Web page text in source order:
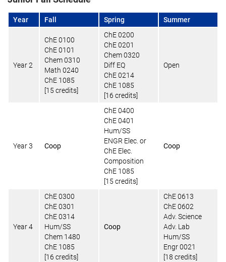
Year Fall Spring Summer
Year 2
ChE 0100
ChE 0101
Chem 0310
Math 0240
ChE 1085
[15 credits]
ChE 0200
ChE 0201
Chem 0320
Diff EQ
ChE 0214
ChE 1085
[16 credits]
Open
Year 3 Coop
ChE 0400
ChE 0401
Hum/SS
ENGR Elec. or
ChE Elec.
Composition
ChE 1085
[15 credits]
Coop
Year 4
ChE 0300
ChE 0301
ChE 0314
Hum/SS
Chem 1480
ChE 1085
[16 credits]
Coop
ChE 0613
ChE 0602
Adv. Science
Adv. Lab
Hum/SS
Engr 0021
[18 credits]